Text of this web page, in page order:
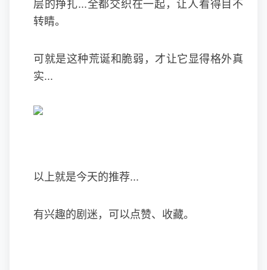
层的挣扎...全都交织在一起，让人看得目不
转睛。
可就是这种荒诞和脆弱，才让它显得格外真
实...
以上就是今天的推荐...
有兴趣的剧迷，可以点赞、收藏。